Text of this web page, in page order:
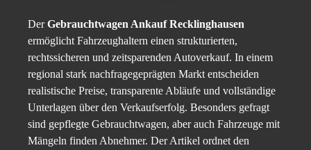
DerGebrauchtwagen Ankauf Recklinghausen
ermöglicht Fahrzeughaltern einen strukturierten,
rechtssicheren und zeitsparenden Autoverkauf. In einem
regional stark nachfragegeprägten Markt entscheiden
realistische Preise, transparente Abläufe und vollständige
Unterlagen über den Verkaufserfolg. Besonders gefragt
sind gepflegte Gebrauchtwagen, aber auch Fahrzeuge mit
Mängeln finden Abnehmer. Der Artikel ordnet den